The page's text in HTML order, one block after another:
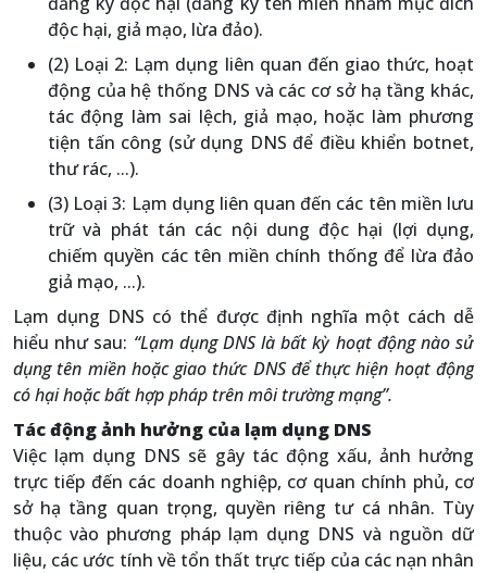
độc hại, giả mạo, lừa đảo).
(2) Loại 2: Lạm dụng liên quan đến giao thức, hoạt
động của hệ thống DNS và các cơ sở hạ tầng khác,
tác động làm sai lệch, giả mạo, hoặc làm phương
tiện tấn công (sử dụng DNS để điều khiển botnet,
thư rác, ...).
(3) Loại 3: Lạm dụng liên quan đến các tên miền lưu
trữ và phát tán các nội dung độc hại (lợi dụng,
chiếm quyền các tên miền chính thống để lừa đảo
giả mạo, ...).
Lạm dụng DNS có thể được định nghĩa một cách dễ
hiểu như sau: “Lạm dụng DNS là bất kỳ hoạt động nào sử
dụng tên miền hoặc giao thức DNS để thực hiện hoạt động
có hại hoặc bất hợp pháp trên môi trường mạng”.
Tác động ảnh hưởng của lạm dụng DNS
Việc lạm dụng DNS sẽ gây tác động xấu, ảnh hưởng
trực tiếp đến các doanh nghiệp, cơ quan chính phủ, cơ
sở hạ tầng quan trọng, quyền riêng tư cá nhân. Tùy
thuộc vào phương pháp lạm dụng DNS và nguồn dữ
liệu, các ước tính về tổn thất trực tiếp của các nạn nhân